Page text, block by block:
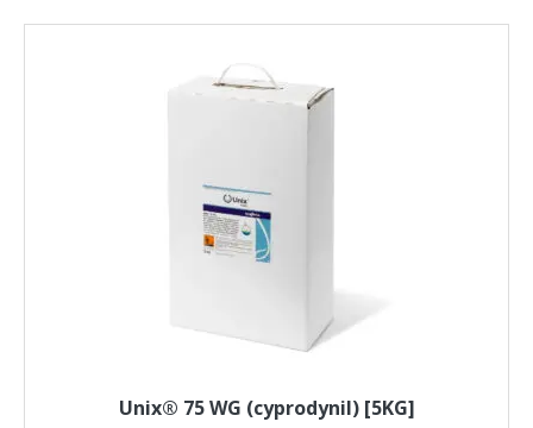
Unix® 75 WG (cyprodynil) [5KG]